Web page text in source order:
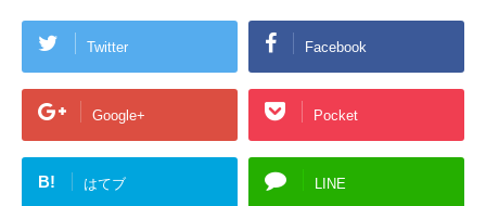
優、逮捕どうな
Twitter Facebook
Google+ Pocket
B! はてブ LINE